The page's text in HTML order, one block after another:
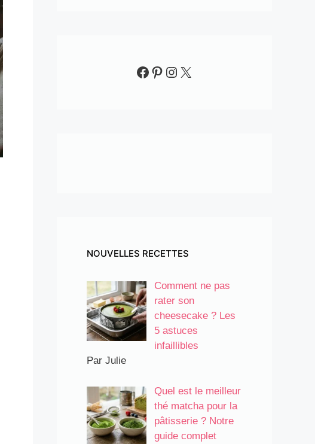
Facebook
Pinterest
Instagram
X
NOUVELLES RECETTES
Comment ne pas
rater son
cheesecake ? Les
5 astuces
infaillibles
Par Julie
Quel est le meilleur
thé matcha pour la
pâtisserie ? Notre
guide complet